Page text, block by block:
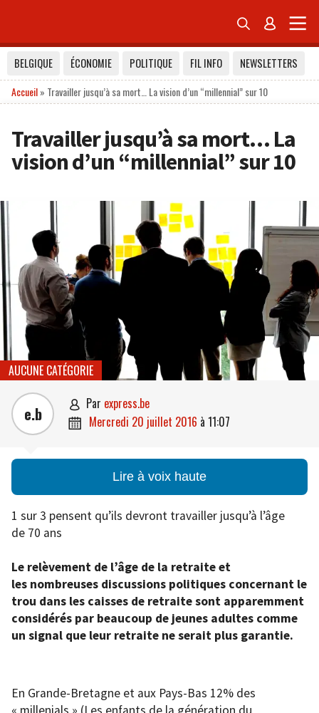
 
BELGIQUE ÉCONOMIE POLITIQUE FIL INFO
NEWSLETTERS
Accueil» Travailler jusqu’à sa mort… La vision d’un “millennial” sur 10
Travailler jusqu’à sa mort… La
vision d’un “millennial” sur 10
AUCUNE CATÉGORIE
e.b  par express.be
 mercredi 20 juillet 2016 à 11:07
Lire à voix haute
1 sur 3 pensent qu’ils devront travailler jusqu’à l’âge
de 70 ans
Le relèvement de l’âge de la retraite et
les nombreuses discussions politiques concernant le
trou dans les caisses de retraite sont apparemment
considérés par beaucoup de jeunes adultes comme
un signal que leur retraite ne serait plus garantie.
En Grande-Bretagne et aux Pays-Bas 12% des